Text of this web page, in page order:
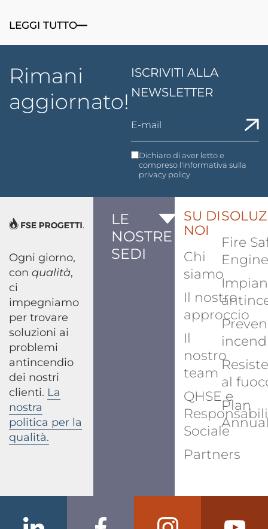
LEGGI TUTTO
Rimani
aggiornato!
ISCRIVITI ALLA
NEWSLETTER
Dichiaro di aver letto e
compreso l'informativa sulla
privacy policy
Ogni giorno,
con qualità,
ci
impegniamo
per trovare
soluzioni ai
problemi
antincendio
dei nostri
clienti. La
nostra
politica per la
qualità.
LE
NOSTRE
SEDI
SU DI
NOI
Chi
siamo
Il nostro
approccio
Il
nostro
team
QHSE e
Sociale
Partners
Fire
al
Plan